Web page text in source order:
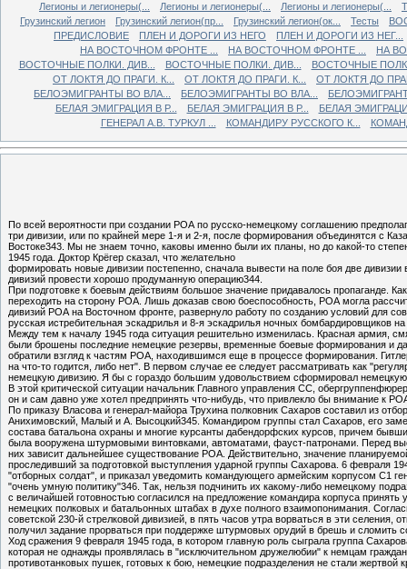
Легионы и легионеры(...
Легионы и легионеры(... Легионы и легионеры(...
Грузинский легион
Грузинский легион(пр... Грузинский легион(ок... Тесты
ПРЕДИСЛОВИЕ
ПЛЕН И ДОРОГИ ИЗ НЕГО
ПЛЕН И ДОРОГИ ИЗ НЕГ...
НА ВОСТОЧНОМ ФРОНТЕ ...
НА ВОСТОЧНОМ ФРОНТЕ ...
НА
ВОСТОЧНЫЕ ПОЛКИ. ДИВ...
ВОСТОЧНЫЕ ПОЛКИ. ДИВ...
ВОСТОЧНЫЕ
ОТ ЛОКТЯ ДО ПРАГИ. К...
ОТ ЛОКТЯ ДО ПРАГИ. К...
ОТ ЛОКТЯ ДО
БЕЛОЭМИГРАНТЫ ВО ВЛА...
БЕЛОЭМИГРАНТЫ ВО ВЛА...
БЕЛАЯ ЭМИГРАЦИЯ В Р...
БЕЛАЯ ЭМИГРАЦИЯ В Р...
БЕЛАЯ
ГЕНЕРАЛ А.В. ТУРКУЛ ...
КОМАНДИРУ РУССКОГО К...
По всей вероятности при создании РОА по русско-немецкому соглашению
три дивизии, или по крайней мере 1-я и 2-я, после формирования объединятся с
Востоке343. Мы не знаем точно, каковы именно были их планы, но до какой-то
1945 года. Доктор Крёгер сказал, что желательно
формировать новые дивизии постепенно, сначала вывести на поле боя две
дивизий провести хорошо продуманную операцию344.
При подготовке к боевым действиям большое значение придавалось пропаганде.
переходить на сторону РОА. Лишь доказав свою боеспособность, РОА могла
дивизий РОА на Восточном фронте, развернуло работу по созданию условий для
русская истребительная эскадрилья и 8-я эскадрилья ночных
Между тем к началу 1945 года ситуация решительно изменилась. Красная армия,
были брошены последние немецкие резервы, временные боевые формирования и
обратили взгляд к частям РОА, находившимся еще в процессе формирования.
на что-то годится, либо нет". В первом случае ее следует рассматривать как
немецкую дивизию. Я бы с гораздо большим удовольствием сформировал
В этой критической ситуации начальник Главного управления СС,
он и сам давно уже хотел предпринять что-нибудь, что привлекло бы внимание к
По приказу Власова и генерал-майора Трухина полковник Сахаров составил из
Анихимовский, Малый и А. Высоцкий345. Командиром группы стал Сахаров, его
состава батальона охраны и многие курсанты дабендорфских курсов, причем
была вооружена штурмовыми винтовками, автоматами, фауст-патронами. Перед
них зависит дальнейшее существование РОА. Действительно, значение
проследивший за подготовкой выступления ударной группы Сахарова. 6 февраля
"отборных солдат", и приказал уведомить командующего армейским корпусом С1
"очень умную политику"346. Так, нельзя подчинить их какому-либо немецкому
с величайшей готовностью согласился на предложение командира корпуса
немецких полковых и батальонных штабах в духе полного взаимопонимания.
советской 230-й стрелковой дивизией, в пять часов утра ворваться в эти
получил задание прорваться при поддержке штурмовых орудий в брешь и сломить
Ход сражения 9 февраля 1945 года, в котором главную роль сыграла группа
которая не однажды проявлялась в "исключительном дружелюбии" к немцам
противотанковых пушек, готовых к бою, немецкие подразделения не стали